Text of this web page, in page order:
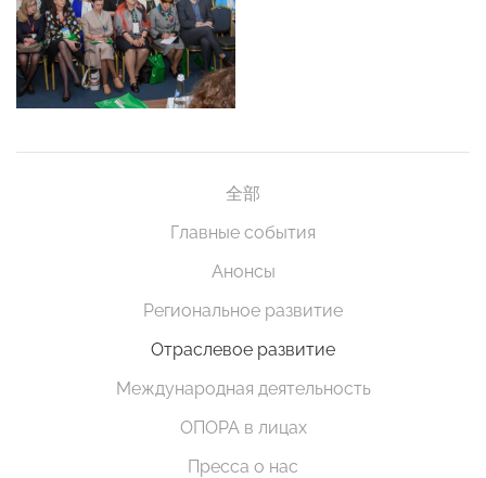
全部
Главные события
Анонсы
Региональное развитие
Отраслевое развитие
Международная деятельность
ОПОРА в лицах
Пресса о нас